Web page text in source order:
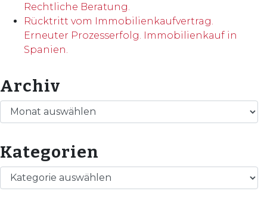
Rechtliche Beratung.
Rücktritt vom Immobilienkaufvertrag.
Erneuter Prozesserfolg. Immobilienkauf in
Spanien.
Archiv
Archiv
Kategorien
Kategorien